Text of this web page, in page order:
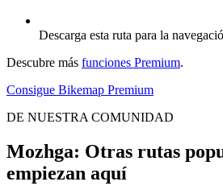
Descarga esta ruta para la
Descubre más funciones Premium.
Consigue Bikemap Premium
DE NUESTRA COMUNIDAD
Mozhga: Otras rutas
empiezan aquí